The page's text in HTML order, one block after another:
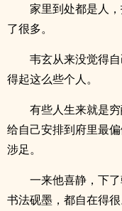
家里到处都是人
了很多。
韦玄从来没觉得
得起这么些个人。
有些人生来就是
给自己安排到府里最
涉足。
一来他喜静，下
书法砚墨，都自在得很